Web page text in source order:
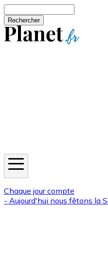
Chaque jour compte
- Aujourd'hui nous fêtons la